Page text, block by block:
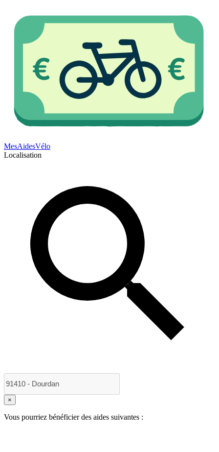
MesAidesVélo
Localisation
×
Vous pourriez bénéficier des aides suivantes :